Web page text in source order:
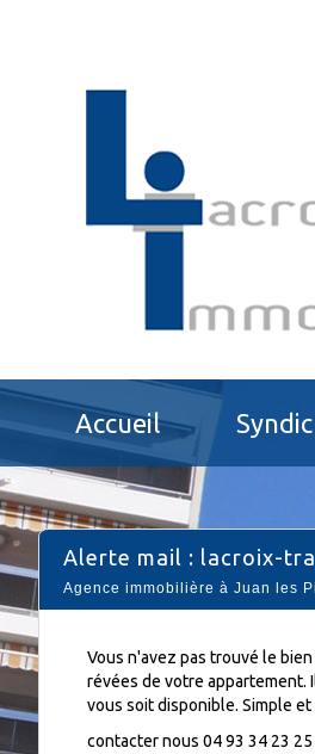
Accueil Syndic
alerte mail : lacroix-
Agence immobilière à Juan les
Vous n'avez pas trouvé le
révées de votre
vous soit disponible. Simple
contacter nous 04 93 34 23 25